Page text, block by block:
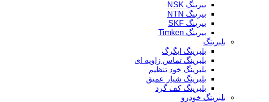
بیرینگ NSK
بیرینگ NTN
بیرینگ SKF
بیرینگ Timken
بلبرینگ
بلبرینگ ایگرگ
بلبرینگ تماس زاویه ای
بلبرینگ خود تنظیم
بلبرینگ شیار عمیق
بلبرینگ کف گرد
بلبرینگ خودرو